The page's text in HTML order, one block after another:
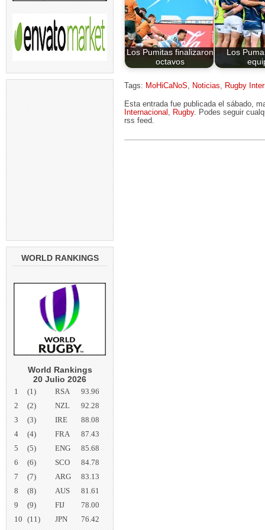
WORLD RANKINGS
World Rankings
20 Julio 2026
1 (1) RSA
93.96
2
(2) NZL
92.28
3
(3) IRE
88.08
4
(4) FRA
87.43
5
(5) ENG
85.68
6
(6) SCO
84.78
7
(7) ARG
83.13
8
(8) AUS
81.61
9
(9) FIJ
78.00
10 (11) JPN 76.42
Los Pumitas finalizaron
octavos
Los
Tags: MoHiCaNoS, Noticias, Rugby
Esta entrada fue publicada el sábado,
Internacional , Rugby. Podes seguir
rss feed.